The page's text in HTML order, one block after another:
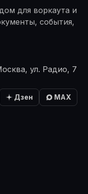
для воркаута и
события,
ул. Радио, 7
Дзен MAX